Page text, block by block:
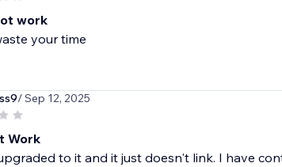
work
your time
/ Sep 12, 2025
Work
to it and it just doesn't link. I have